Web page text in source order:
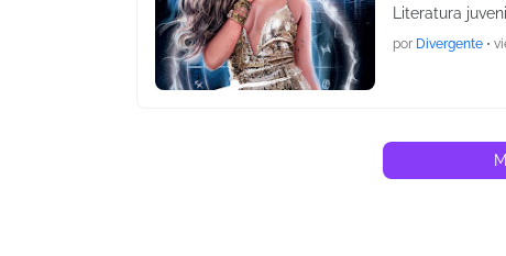
Literatura
por Divergente •